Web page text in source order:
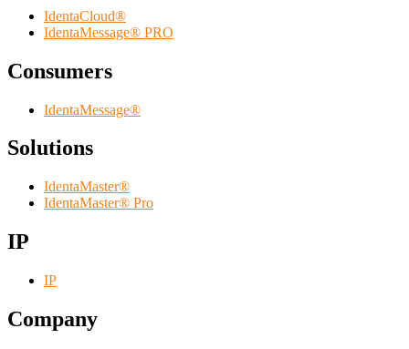
IdentaCloud®
IdentaMessage® PRO
Consumers
IdentaMessage®
Solutions
IdentaMaster®
IdentaMaster® Pro
IP
IP
Company